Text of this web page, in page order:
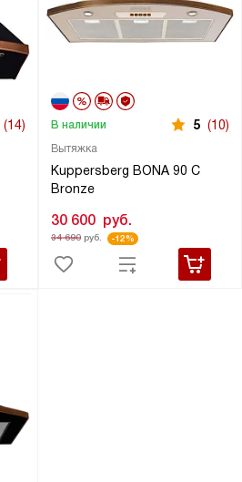
(14)
Вытяжка
Kuppersberg BONA 90 C
Bronze
В наличии 5 (10)
30 600 руб.
34 690руб. -12%